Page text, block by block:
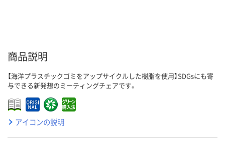
商品説明
【海洋プラスチックゴミをアップサイクルした樹脂を使用】SDGsにも寄
与できる新発想のミーティングチェアです。
アイコンの説明